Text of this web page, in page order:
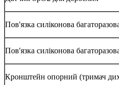
Пов'язка силіконова
Пов'язка силіконова
Кронштейн опорний (тримач